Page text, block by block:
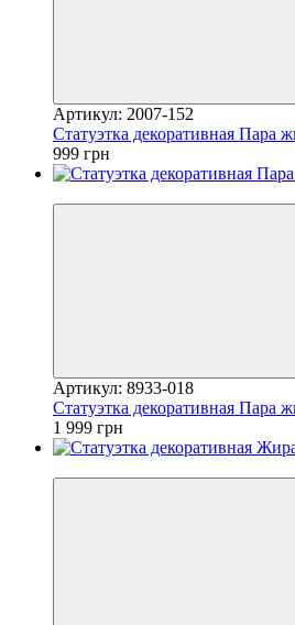
Артикул: 2007-152
Статуэтка декоративная Пара
999 грн
Артикул: 8933-018
Статуэтка декоративная Пара
1 999 грн